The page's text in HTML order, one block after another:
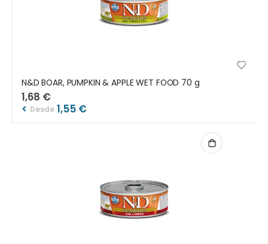
N&D BOAR, PUMPKIN & APPLE WET FOOD 70 g
1,68 €
< Desde 1,55 €